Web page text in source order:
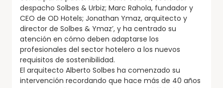
despacho Solbes & Urbiz; Marc Rahola, fundador y
CEO de OD Hotels; Jonathan Ymaz, arquitecto y
director de Solbes & Ymaz’, y ha centrado su
atención en cómo deben adaptarse los
profesionales del sector hotelero a los nuevos
requisitos de sostenibilidad.
El arquitecto Alberto Solbes ha comenzado su
intervención recordando que hace más de 40 años